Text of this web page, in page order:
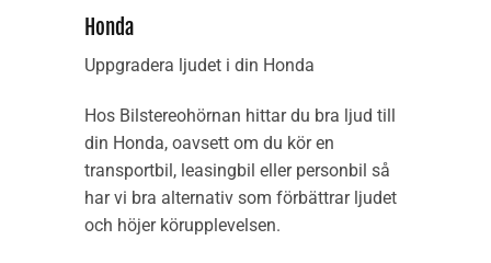
Honda
Uppgradera ljudet i din Honda
Hos Bilstereohörnan hittar du bra ljud till
din Honda, oavsett om du kör en
transportbil, leasingbil eller personbil så
har vi bra alternativ som förbättrar ljudet
och höjer körupplevelsen.